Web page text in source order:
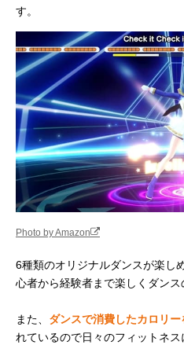
す。
Photo by Amazon
6種類のオリジナルダンスが楽し
心者から経験者まで楽しくダンス
また、 ダンスで消費したカロリ
れているので日々のフィットネ